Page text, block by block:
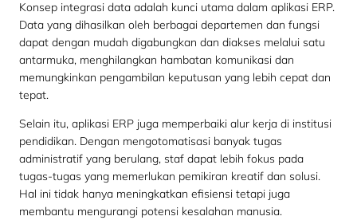
Konsep integrasi data adalah kunci utama dalam aplikasi ERP.
Data yang dihasilkan oleh berbagai departemen dan fungsi
dapat dengan mudah digabungkan dan diakses melalui satu
antarmuka, menghilangkan hambatan komunikasi dan
memungkinkan pengambilan keputusan yang lebih cepat dan
tepat.
Selain itu, aplikasi ERP juga memperbaiki alur kerja di institusi
pendidikan. Dengan mengotomatisasi banyak tugas
administratif yang berulang, staf dapat lebih fokus pada
tugas-tugas yang memerlukan pemikiran kreatif dan solusi.
Hal ini tidak hanya meningkatkan efisiensi tetapi juga
membantu mengurangi potensi kesalahan manusia.